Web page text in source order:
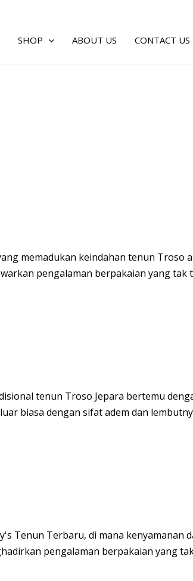
SHOP ABOUT US CONTACT US